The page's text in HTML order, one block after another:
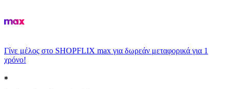
Γίνε μέλος στο SHOPFLIX max για δωρεάν μεταφορικά για 1
χρόνο!